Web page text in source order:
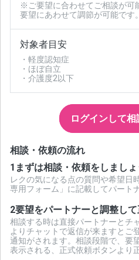
※ご要望に合わせてご相談が可
要望にあわせて調節が可能です。
対象者目安
・軽度認知症
・ほぼ自立
・介護度2以下
ログインして
相談・依頼の流れ
1 まずは相談・依頼をしましょ
レクの気になる点の質問や希望日
専用フォーム」に記載してパート
2要望をパートナーと調整し
相談する時は直接パートナーとチ
よりチャットで返信が来ますとご
通知がされます。相談段階で、要
表示される、正式依頼ボタンより